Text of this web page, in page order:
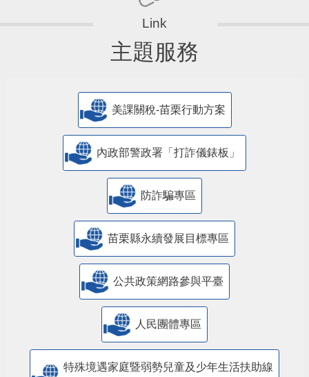
主題服務
美課關稅-苗栗行動方案
內政部警政署「打詐儀錶板」
防詐騙專區
苗栗縣永續發展目標專區
公共政策網路參與平臺
人民團體專區
特殊境遇家庭暨弱勢兒童及少年生活扶助線